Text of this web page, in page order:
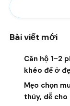
Bài viết mới
Căn hộ 1–2
khéo để ở
Mẹo chọn
thủy, dễ